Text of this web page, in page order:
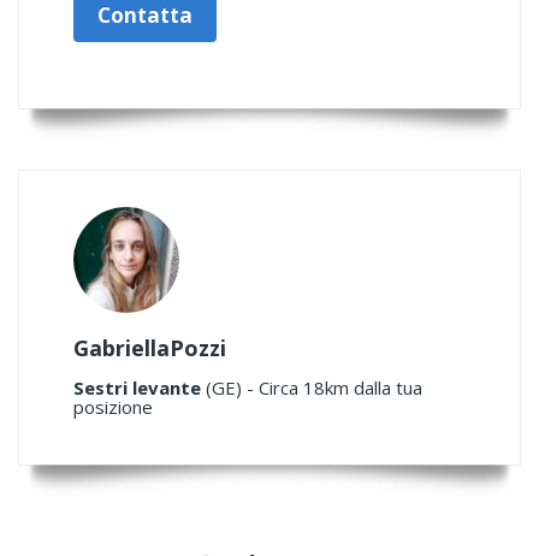
Contatta
GabriellaPozzi
Sestri levante (GE) - Circa 18km dalla tua
posizione